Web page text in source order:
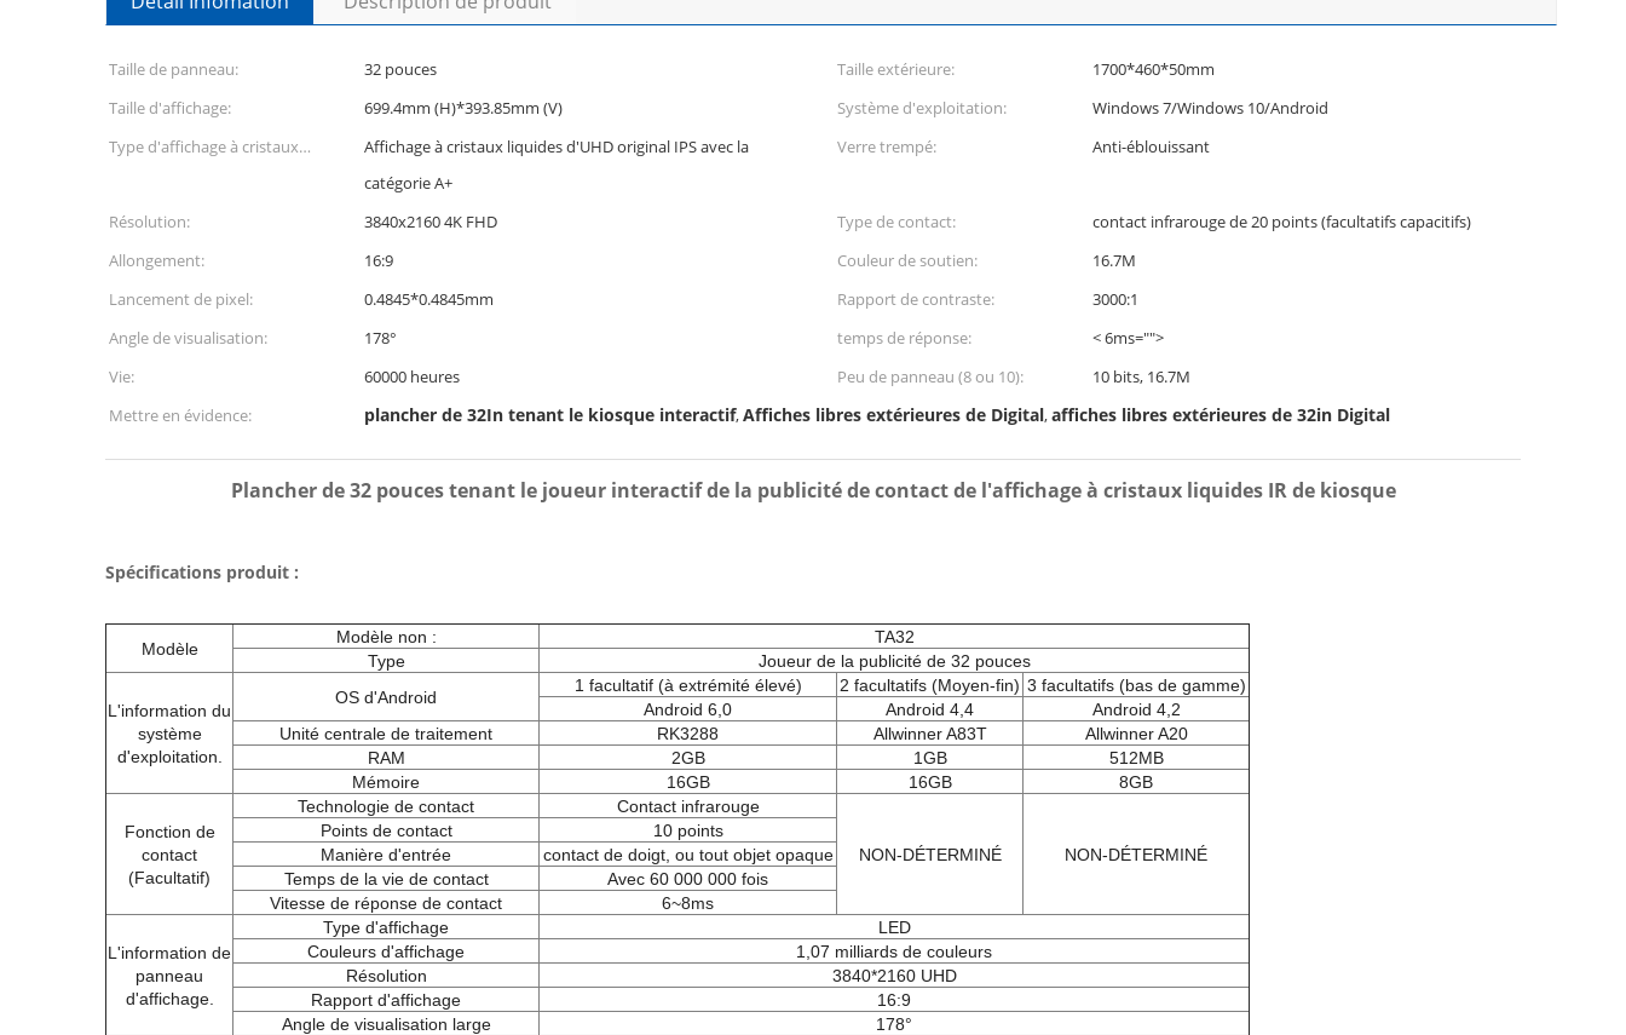
Taille de panneau: 32 pouces Taille extérieure:
1700*460*50mm
Taille d'affichage:
699.4mm (H)*393.85mm (V) Système d'exploitation:
Windows 7/Windows 10/Android
Type d'affichage à cristaux
Affichage à cristaux liquides d'UHD original IPS avec la
catégorie A+
Verre trempé: Anti-éblouissant
Résolution: 3840x2160 4K FHD Type de contact:
contact infrarouge de 20 points (facultatifs capacitifs)
Allongement:
16:9 Couleur de soutien:
16.7M
Lancement de pixel:
0.4845*0.4845mm Rapport de contraste:
3000:1
Angle de visualisation:
178° temps de réponse:
< 6ms="">
Vie:
60000 heures Peu de panneau (8 ou 10):
10 bits, 16.7M
Mettre en évidence:
plancher de 32In tenant le kiosque interactif,Affiches libres extérieures de Digital,affiches libres extérieures de 32in Digital
Plancher de 32 pouces tenant le joueur interactif de la publicité de contact de l'affichage à cristaux liquides IR de kiosque
Spécifications produit :
Modèle
Modèle non :
TA32
Type
Joueur de la publicité de 32 pouces
L'information du
système
d'exploitation.
OS d'Android
1 facultatif (à extrémité élevé) 2 facultatifs (Moyen-fin) 3 facultatifs (bas de gamme)
Android 6,0
Android 4,4
Android 4,2
Unité centrale de traitement
RK3288 Allwinner A83T
Allwinner A20
RAM
2GB 1GB
512MB
Mémoire
16GB 16GB 8GB
Fonction de
contact
(Facultatif)
Technologie de contact Contact infrarouge
NON-DÉTERMINÉ NON-DÉTERMINÉ
Points de contact
10 points
Manière d'entrée
contact de doigt, ou tout objet opaque
Temps de la vie de contact
Avec 60 000 000 fois
Vitesse de réponse de contact
6~8ms
L'information de
panneau
d'affichage.
Type d'affichage
LED
Couleurs d'affichage
1,07 milliards de couleurs
Résolution
3840*2160 UHD
Rapport d'affichage
16:9
Angle de visualisation large
178°